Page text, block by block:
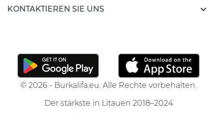
KONTAKTIEREN SIE UNS 
© 2026 - Burkalifa.eu. Alle Rechte vorbehalten.
Der stärkste in Litauen 2018–2024